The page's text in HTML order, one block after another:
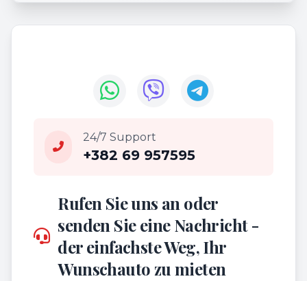
24/7 Support
+382 69 957595
Rufen Sie uns an oder
senden Sie eine Nachricht -
der einfachste Weg, Ihr
Wunschauto zu mieten